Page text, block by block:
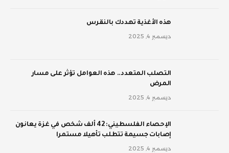
‫هذه الأغذية تهددك بالنقرس
ديسمبر 4, 2025
‫التصلب المتعدد.. هذه العوامل تؤثر على مسار
المرض
ديسمبر 4, 2025
الإحصاء الفلسطيني: 42 ألف شخص في غزة يعانون
إصابات جسيمة تتطلب تأهيلا مستمرا
ديسمبر 4, 2025